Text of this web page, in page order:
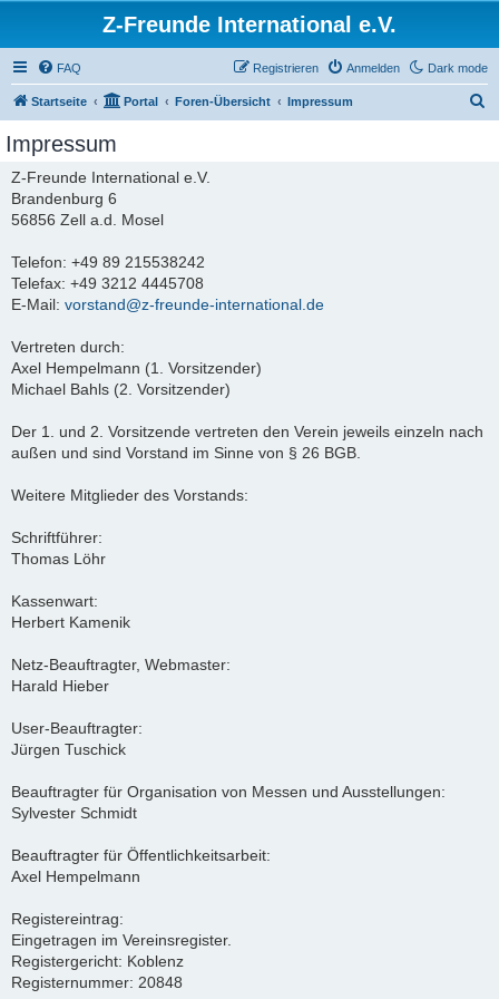
Z-Freunde International e.V.
Dark mode
FAQ Anmelden
Registrieren
Startseite Portal Foren-Übersicht Impressum
Impressum
Z-Freunde International e.V.
Brandenburg 6
56856 Zell a.d. Mosel
Telefon: +49 89 215538242
Telefax: +49 3212 4445708
E-Mail: vorstand@z-freunde-international.de
Vertreten durch:
Axel Hempelmann (1. Vorsitzender)
Michael Bahls (2. Vorsitzender)
Der 1. und 2. Vorsitzende vertreten den Verein jeweils einzeln nach
außen und sind Vorstand im Sinne von § 26 BGB.
Weitere Mitglieder des Vorstands:
Schriftführer:
Thomas Löhr
Kassenwart:
Herbert Kamenik
Netz-Beauftragter, Webmaster:
Harald Hieber
User-Beauftragter:
Jürgen Tuschick
Beauftragter für Organisation von Messen und Ausstellungen:
Sylvester Schmidt
Beauftragter für Öffentlichkeitsarbeit:
Axel Hempelmann
Registereintrag:
Eingetragen im Vereinsregister.
Registergericht: Koblenz
Registernummer: 20848